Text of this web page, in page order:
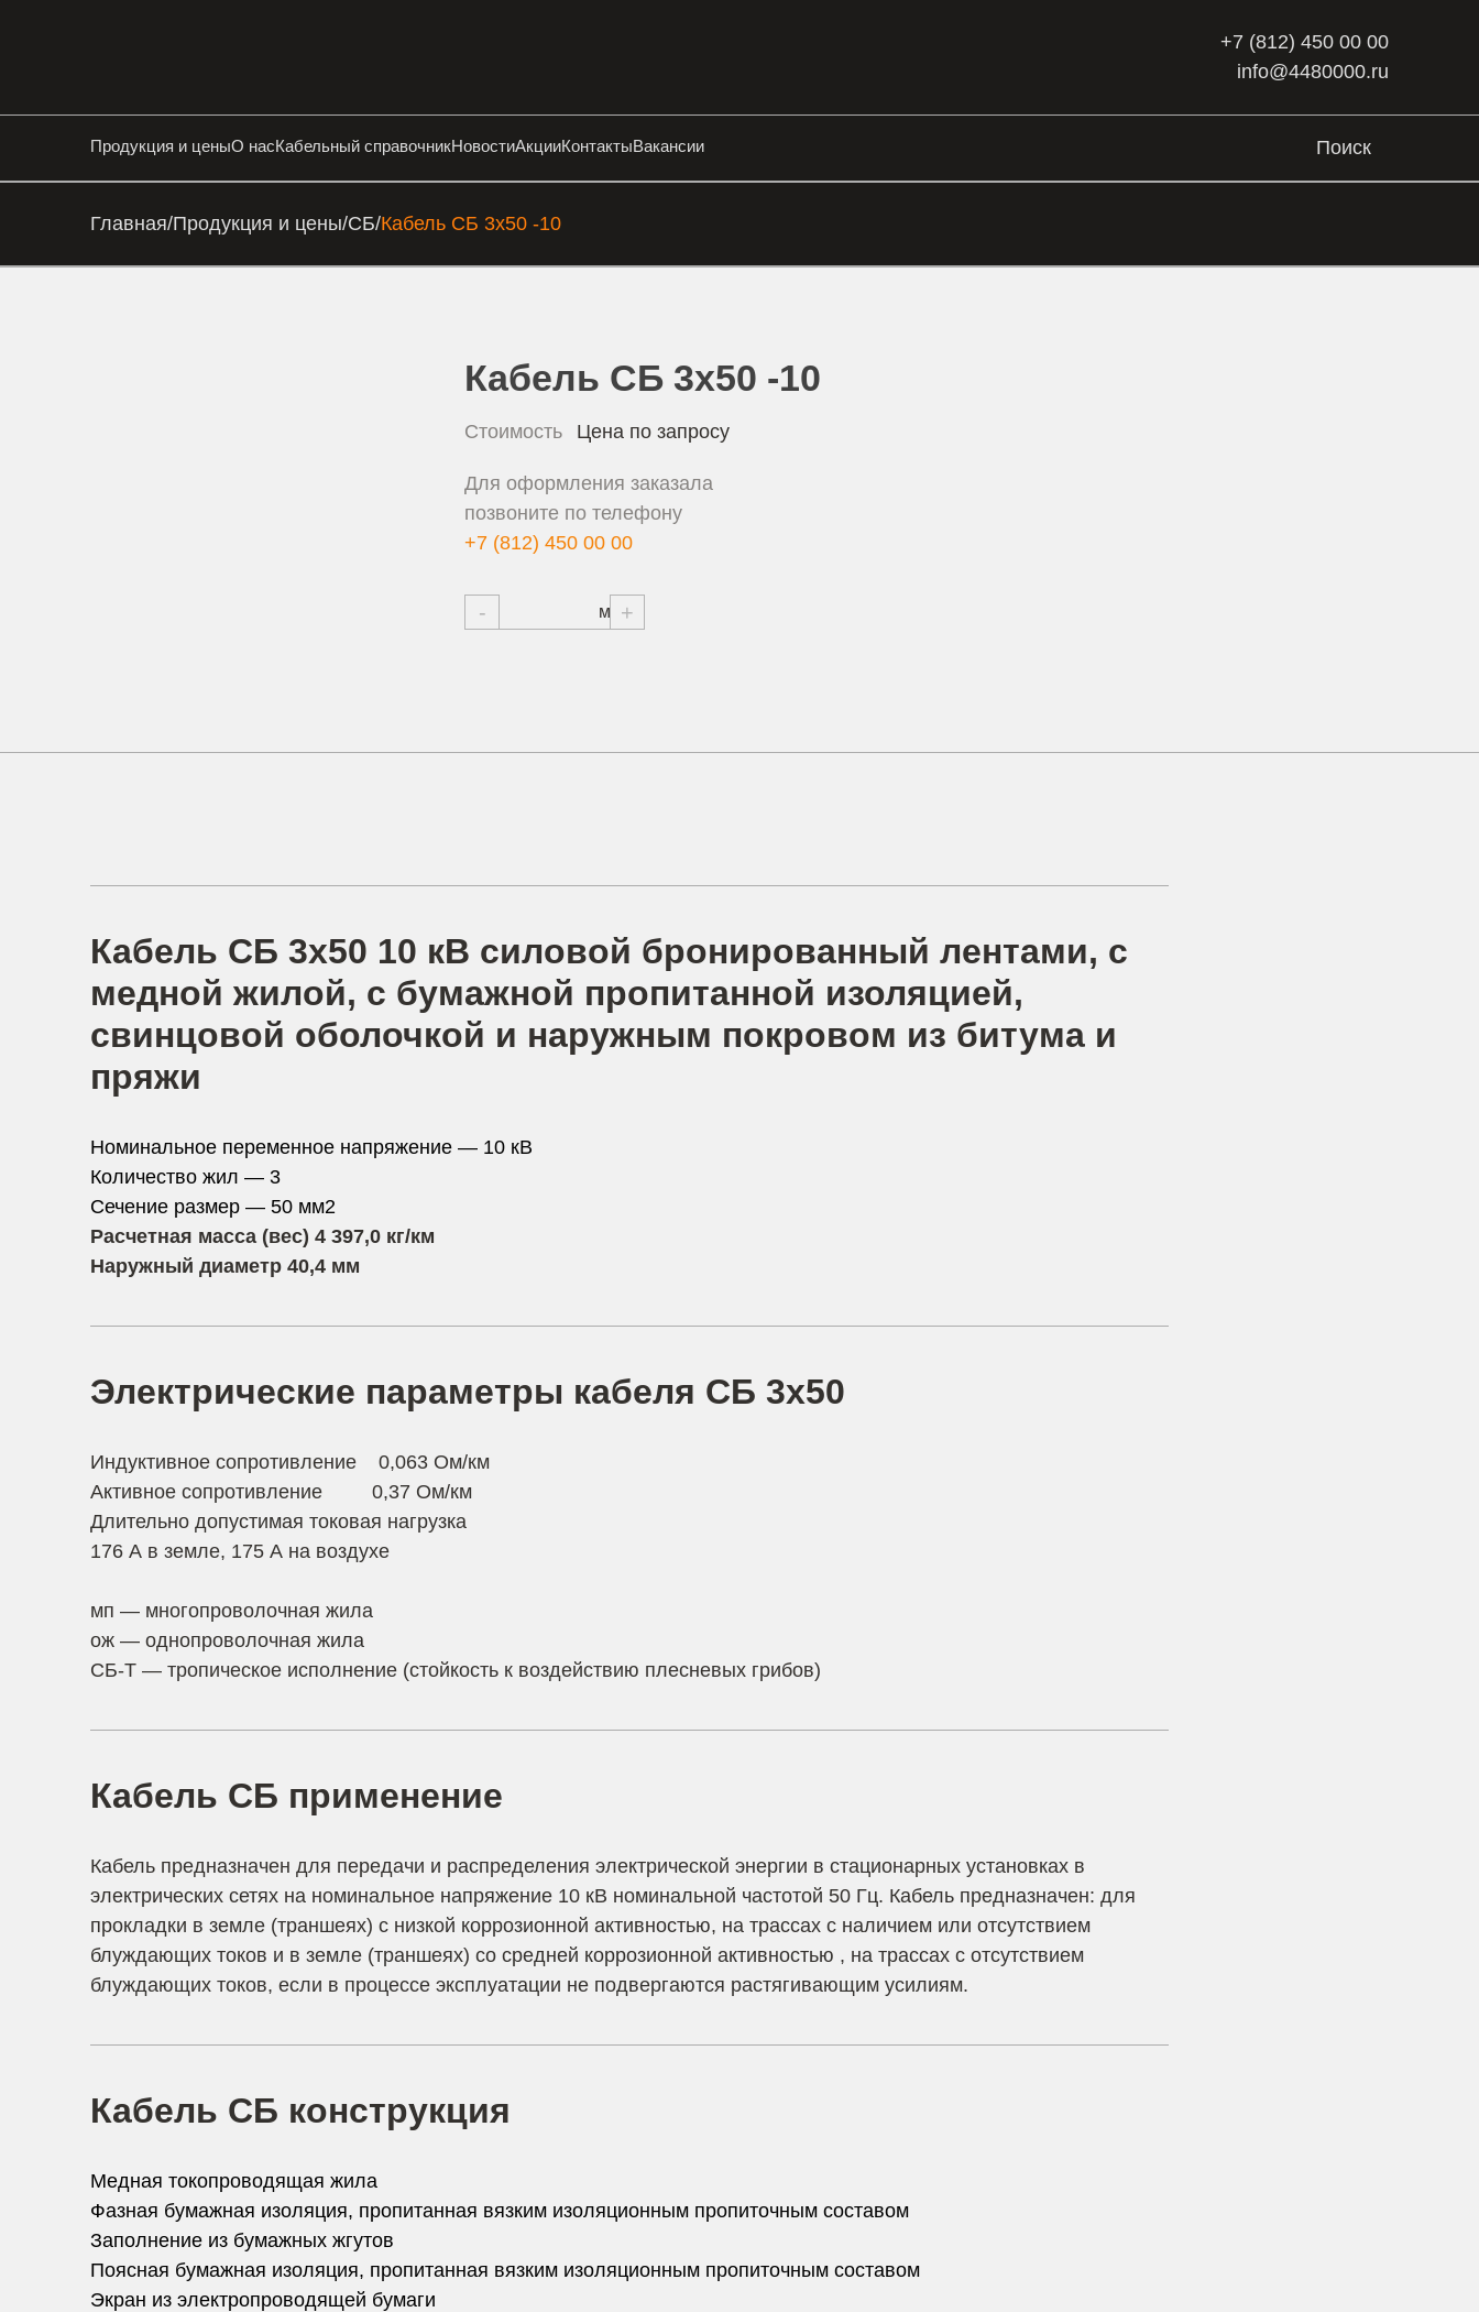
+7 (812) 450 00 00
info@4480000.ru
Продукция и ценыО насКабельный справочникНовостиАкцииКонтактыВакансии Поиск
Главная/Продукция и цены/СБ/Кабель СБ 3х50 -10
Кабель СБ 3х50 -10
Стоимость Цена по запросу
Для оформления заказала
позвоните по телефону
+7 (812) 450 00 00
- +
Кабель СБ 3х50 10 кВ силовой бронированный лентами, с
медной жилой, с бумажной пропитанной изоляцией,
свинцовой оболочкой и наружным покровом из битума и
пряжи
Номинальное переменное напряжение — 10 кВ
Количество жил — 3
Сечение размер — 50 мм2
Расчетная масса (вес) 4 397,0 кг/км
Наружный диаметр 40,4 мм
Электрические параметры кабеля СБ 3х50
Индуктивное сопротивление 0,063 Ом/км
Активное сопротивление 0,37 Ом/км
Длительно допустимая токовая нагрузка
176 А в земле, 175 А на воздухе
мп — многопроволочная жила
ож — однопроволочная жила
СБ-Т — тропическое исполнение (стойкость к воздействию плесневых грибов)
Кабель СБ применение
Кабель предназначен для передачи и распределения электрической энергии в стационарных установках в
электрических сетях на номинальное напряжение 10 кВ номинальной частотой 50 Гц. Кабель предназначен: для
прокладки в земле (траншеях) с низкой коррозионной активностью, на трассах с наличием или отсутствием
блуждающих токов и в земле (траншеях) со средней коррозионной активностью , на трассах с отсутствием
блуждающих токов, если в процессе эксплуатации не подвергаются растягивающим усилиям.
Кабель СБ конструкция
Медная токопроводящая жила
Фазная бумажная изоляция, пропитанная вязким изоляционным пропиточным составом
Заполнение из бумажных жгутов
Поясная бумажная изоляция, пропитанная вязким изоляционным пропиточным составом
Экран из электропроводящей бумаги